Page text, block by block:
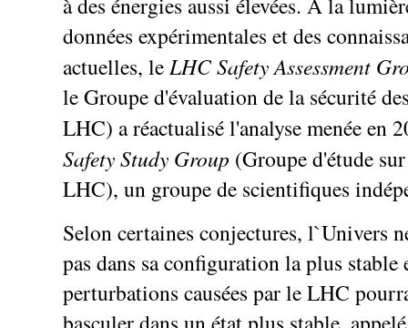
données expérimentales et des
actuelles, leLHC Safety Assessment
le Groupe d'évaluation de la sécurité
LHC) a réactualisé l'analyse menée en
Safety Study Group (Groupe d'étude
LHC), un groupe de scientifiques
Selon certaines conjectures, l`Univers
pas dans sa configuration la plus stable
perturbations causées par le LHC